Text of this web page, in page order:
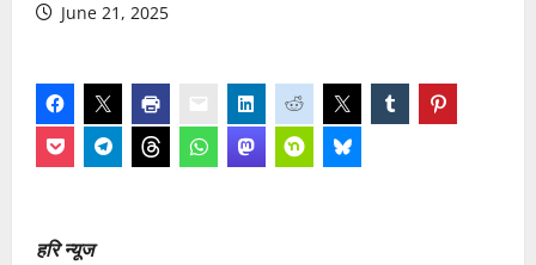
June 21, 2025
हरि न्यूज